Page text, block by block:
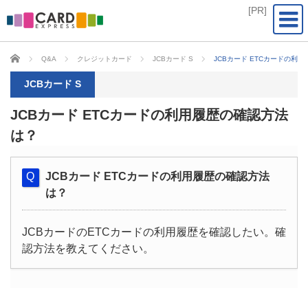
CARD EXPRESS
Q&A クレジットカード JCBカード S JCBカード ETCカードの利用
JCBカード S
JCBカード ETCカードの利用履歴の確認方法
は？
JCBカード ETCカードの利用履歴の確認方法
は？
JCBカードのETCカードの利用履歴を確認したい。確
認方法を教えてください。